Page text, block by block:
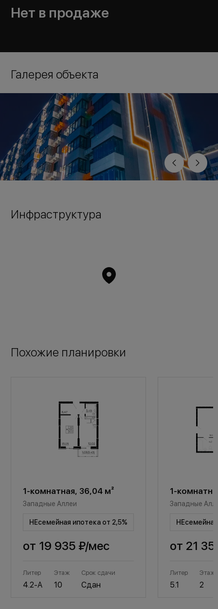
Нет в продаже
Галерея объекта
Инфраструктура
Похожие планировки
1-комнатная, 36,04 м²
Западные Аллеи
НЕсемейная ипотека от 2,5%
от 19 935 ₽/мес
Литер
4.2-А
Этаж
10
Срок сдачи
Сдан
1-
Западные
от 21
Литер
5.1
Этаж
2